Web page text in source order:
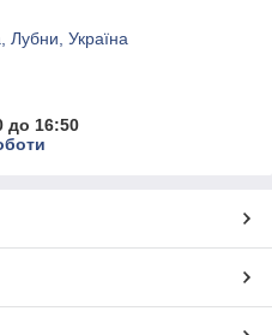
Лубни, Україна
до 16:50